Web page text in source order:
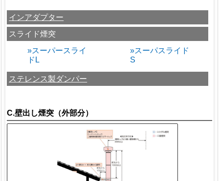
インアダプター
スライド煙突
»スーパースライ
ドL
»スーパスライド
S
ステレンス製ダンパー
C.壁出し煙突（外部分）